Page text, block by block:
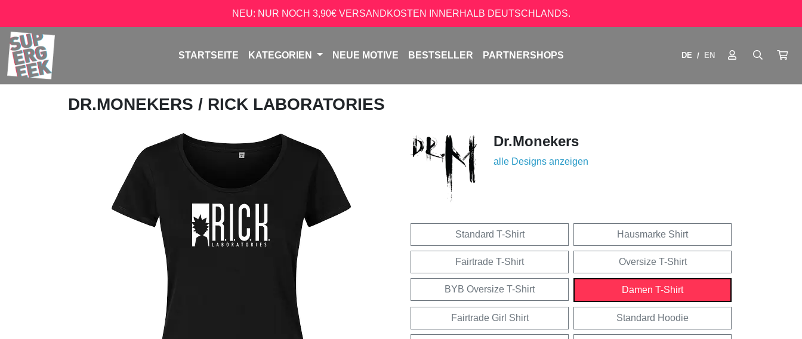
NEU: NUR NOCH 3,90€ VERSANDKOSTEN INNERHALB DEUTSCHLANDS.
STARTSEITE KATEGORIEN NEUE MOTIVE BESTSELLER PARTNERSHOPS DE / EN
DR.MONEKERS / RICK LABORATORIES
Dr.Monekers
alle Designs anzeigen
Standard T-Shirt Hausmarke Shirt
Fairtrade T-Shirt Oversize T-Shirt
BYB Oversize T-Shirt Damen T-Shirt
Fairtrade Girl Shirt Standard Hoodie